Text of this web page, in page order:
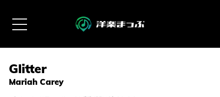
Glitter
Mariah Carey